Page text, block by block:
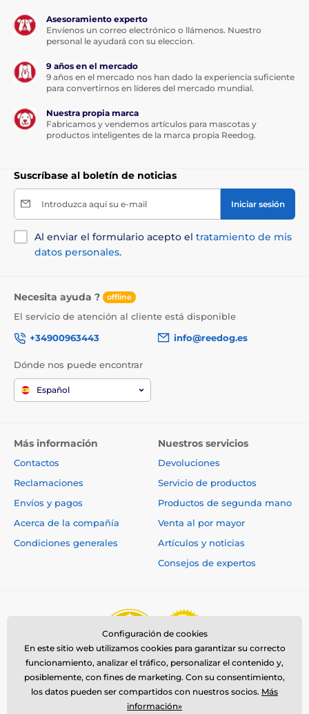
Asesoramiento experto
Envíenos un correo electrónico o llámenos. Nuestro
personal le ayudará con su eleccion.
9 años en el mercado
9 años en el mercado nos han dado la experiencia suficiente
para convertirnos en líderes del mercado mundial.
Nuestra propia marca
Fabricamos y vendemos artículos para mascotas y
productos inteligentes de la marca propia Reedog.
Suscríbase al boletín de noticias
Introduzca aquí su e-mail Iniciar sesión
Al enviar el formulario acepto el tratamiento de mis
datos personales.
Necesita ayuda ? offline
El servicio de atención al cliente está disponible
+34900963443
info@reedog.es
Dónde nos puede encontrar
Español
Más información
Contactos
Reclamaciones
Envíos y pagos
Acerca de la compañía
Condiciones generales
Nuestros servicios
Devoluciones
Servicio de productos
Productos de segunda mano
Venta al por mayor
Artículos y noticias
Consejos de expertos
Configuración de cookies
En este sitio web utilizamos cookies para garantizar su correcto
funcionamiento, analizar el tráfico, personalizar el contenido y,
posiblemente, con fines de marketing. Con su consentimiento,
los datos pueden ser compartidos con nuestros socios. Más
información»